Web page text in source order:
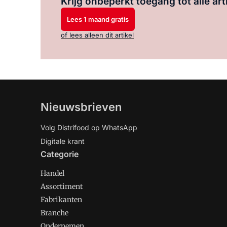
Lees 1 maand gratis
of lees alleen dit artikel
Nieuwsbrieven
Volg Distrifood op WhatsApp
Digitale krant
Categorie
Handel
Assortiment
Fabrikanten
Branche